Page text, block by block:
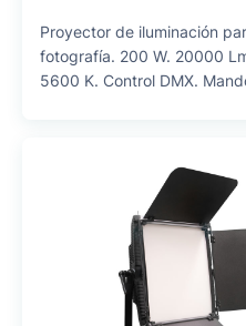
Proyector de iluminación
fotografía. 200 W. 20000
5600 K. Control DMX.